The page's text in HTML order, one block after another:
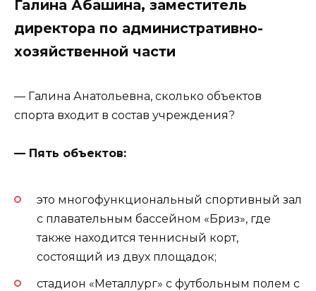
Галина Абашина, заместитель
директора по административно-
хозяйственной части
— Галина Анатольевна, сколько объектов
спорта входит в состав учреждения?
— Пять объектов:
это многофункциональный спортивный зал
с плавательным бассейном «Бриз», где
также находится теннисный корт,
состоящий из двух площадок;
стадион «Металлург» с футбольным полем с